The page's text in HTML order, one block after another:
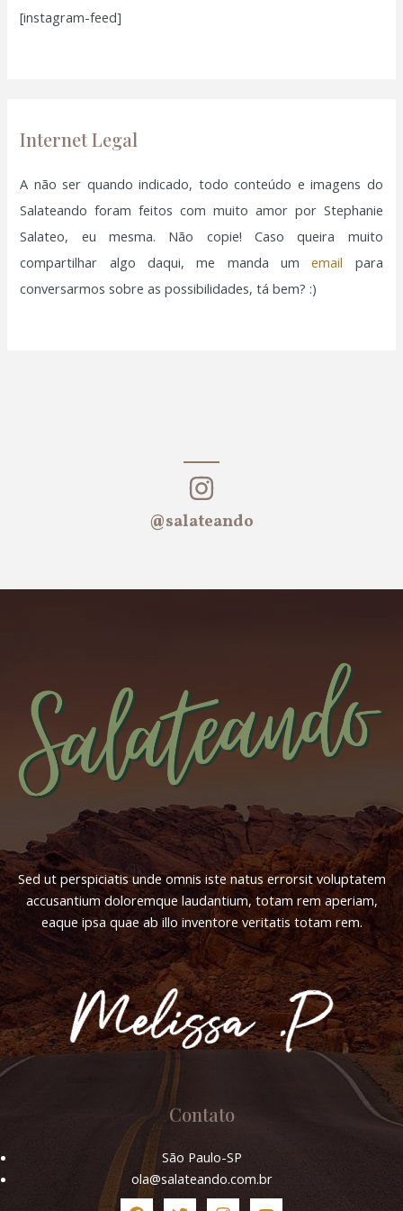
s
r
[instagram-feed]
Internet Legal
A não ser quando indicado, todo conteúdo e imagens do
Salateando foram feitos com muito amor por Stephanie
Salateo, eu mesma. Não copie! Caso queira muito
compartilhar algo daqui, me manda umemail para
conversarmos sobre as possibilidades, tá bem? :)
@salateando
Sed ut perspiciatis unde omnis iste natus errorsit voluptatem
accusantium doloremque laudantium, totam rem aperiam,
eaque ipsa quae ab illo inventore veritatis totam rem.
Contato
São Paulo-SP
ola@salateando.com.br